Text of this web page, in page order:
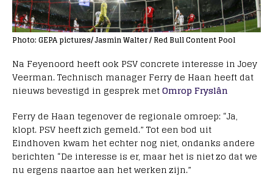
Photo: GEPA pictures/ Jasmin Walter / Red Bull Content Pool
Na Feyenoord heeft ook PSV concrete interesse in Joey
Veerman. Technisch manager Ferry de Haan heeft dat
nieuws bevestigd in gesprek metOmrop Fryslân
Ferry de Haan tegenover de regionale omroep: “Ja,
klopt. PSV heeft zich gemeld.” Tot een bod uit
Eindhoven kwam het echter nog niet, ondanks andere
berichten “De interesse is er, maar het is niet zo dat we
nu ergens naartoe aan het werken zijn.”